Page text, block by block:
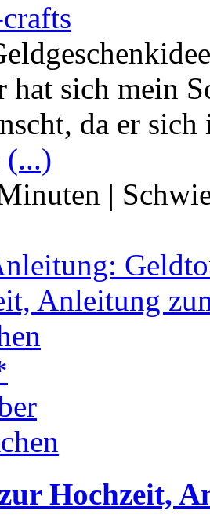
hat sich mein
da er
(...)
|
Hochzeit,